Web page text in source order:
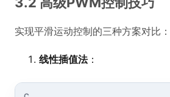
实现平滑运动控制的三种方案对比：
线性插值法：